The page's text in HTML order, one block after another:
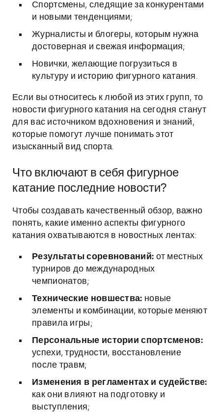
Спортсмены, следящие за конкурентами
и новыми тенденциями;
Журналисты и блогеры, которым нужна
достоверная и свежая информация;
Новички, желающие погрузиться в
культуру и историю фигурного катания.
Если вы относитесь к любой из этих групп, то
новости фигурного катания на сегодня станут
для вас источником вдохновения и знаний,
которые помогут лучше понимать этот
изысканный вид спорта.
Что включают в себя фигурное
катание последние новости?
Чтобы создавать качественный обзор, важно
понять, какие именно аспекты фигурного
катания охватываются в новостных лентах:
Результаты соревнований: от местных
турниров до международных
чемпионатов;
Технические новшества: новые
элементы и комбинации, которые меняют
правила игры;
Персональные истории спортсменов:
успехи, трудности, восстановление
после травм;
Изменения в регламентах и судействе:
как они влияют на подготовку и
выступления;